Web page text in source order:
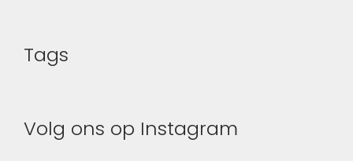
Tags
Volg ons op Instagram